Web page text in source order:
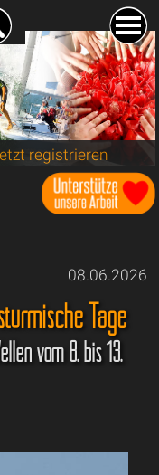
registrieren
08.06.2026
Tage
vom 8. bis 13.